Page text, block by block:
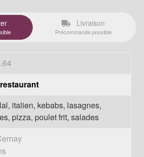
Livraison
Précommande possible
italien, kebabs, lasagnes,
pizza, poulet frit, salades